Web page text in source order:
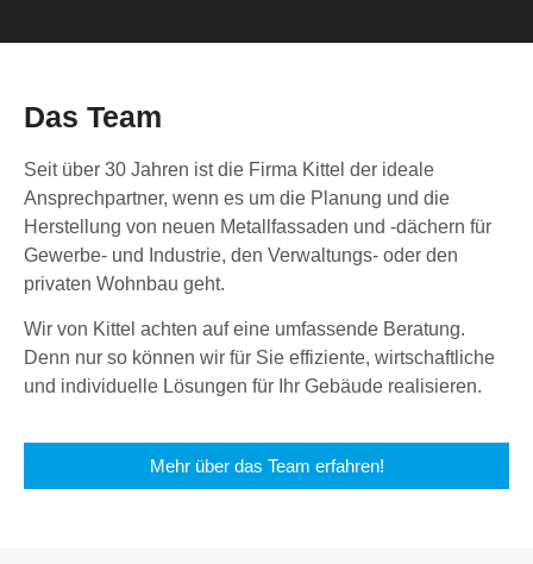
Das Team
Seit über 30 Jahren ist die Firma Kittel der ideale
Ansprechpartner, wenn es um die Planung und die
Herstellung von neuen Metallfassaden und -dächern für
Gewerbe- und Industrie, den Verwaltungs- oder den
privaten Wohnbau geht.
Wir von Kittel achten auf eine umfassende Beratung.
Denn nur so können wir für Sie effiziente, wirtschaftliche
und individuelle Lösungen für Ihr Gebäude realisieren.
Mehr über das Team erfahren!